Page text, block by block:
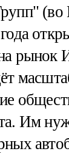
(во
рынок
Им